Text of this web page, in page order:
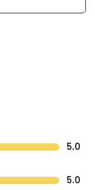
5.0
5.0